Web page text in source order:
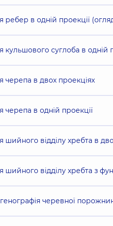
ребер в одній проекції
кульшового суглоба в одній
черепа в двох проекціях
черепа в одній проекції
шийного відділу хребта в
шийного відділу хребта з
черевної